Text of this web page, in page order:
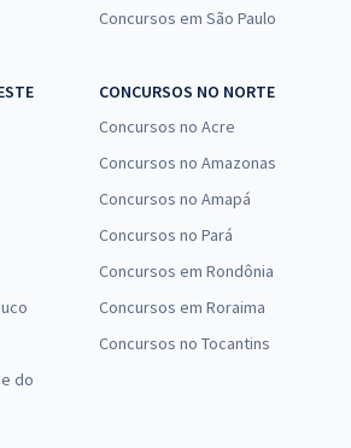
Concursos em São Paulo
do
CONCURSOS NO NORTE
Concursos no Acre
Concursos no Amazonas
Concursos no Amapá
Concursos no Pará
Concursos em Rondônia
Concursos em Roraima
Concursos no Tocantins